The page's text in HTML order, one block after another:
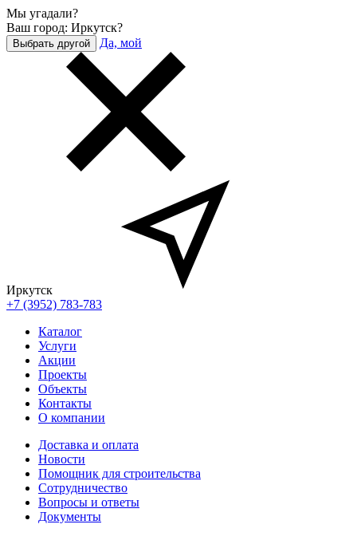
Мы угадали?
Ваш город: Иркутск?
Выбрать другой Да, мой
Иркутск
+7 (3952) 783-783
Каталог
Услуги
Акции
Проекты
Объекты
Контакты
О компании
Доставка и оплата
Новости
Помощник для строительства
Сотрудничество
Вопросы и ответы
Документы